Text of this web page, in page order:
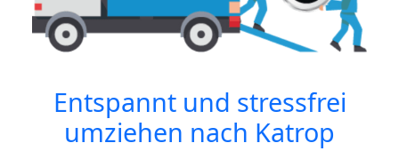
Entspannt und stressfrei
umziehen nach Katrop